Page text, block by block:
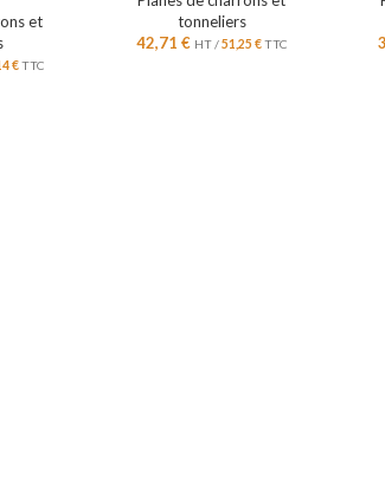
et
€TTC
tonneliers
42,71 € HT /51,25 €TTC